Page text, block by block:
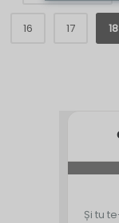
16 17 18
Și tu